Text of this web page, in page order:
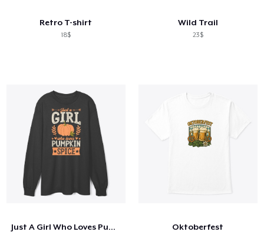
Retro T-shirt
18$
Wild Trail
23$
Just A Girl Who Loves Pumpkin Spice Oktoberfest